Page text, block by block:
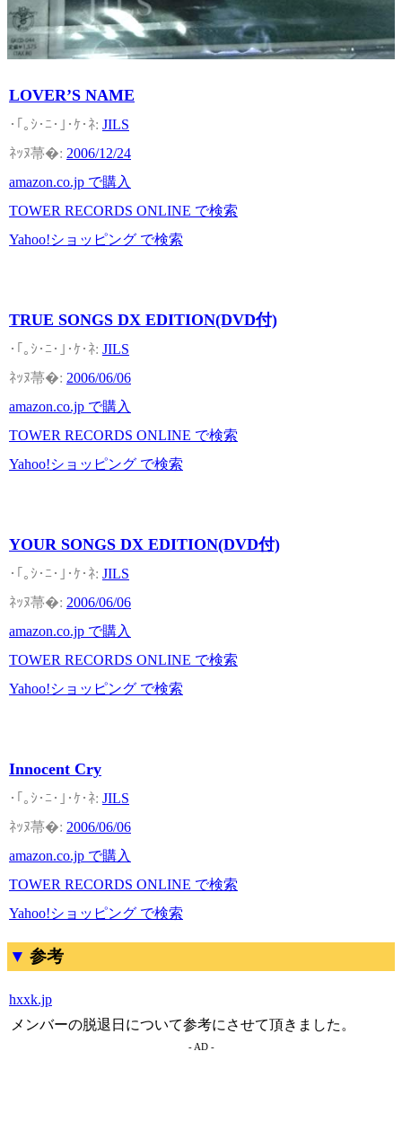
LOVER’S NAME
JILS
2006/12/24
amazon.co.jp で購入
TOWER RECORDS ONLINE で検索
Yahoo!ショッピング で検索
TRUE SONGS DX EDITION(DVD付)
JILS
2006/06/06
amazon.co.jp で購入
TOWER RECORDS ONLINE で検索
Yahoo!ショッピング で検索
YOUR SONGS DX EDITION(DVD付)
JILS
2006/06/06
amazon.co.jp で購入
TOWER RECORDS ONLINE で検索
Yahoo!ショッピング で検索
Innocent Cry
JILS
2006/06/06
amazon.co.jp で購入
TOWER RECORDS ONLINE で検索
Yahoo!ショッピング で検索
参考
hxxk.jp
メンバーの脱退日について参考にさせて頂きました。
- AD -